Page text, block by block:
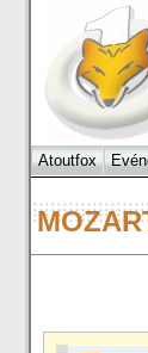
Atoutfox